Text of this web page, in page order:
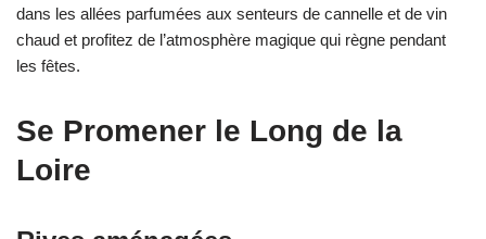
dans les allées parfumées aux senteurs de cannelle et de vin
chaud et profitez de l’atmosphère magique qui règne pendant
les fêtes.
Se Promener le Long de la
Loire